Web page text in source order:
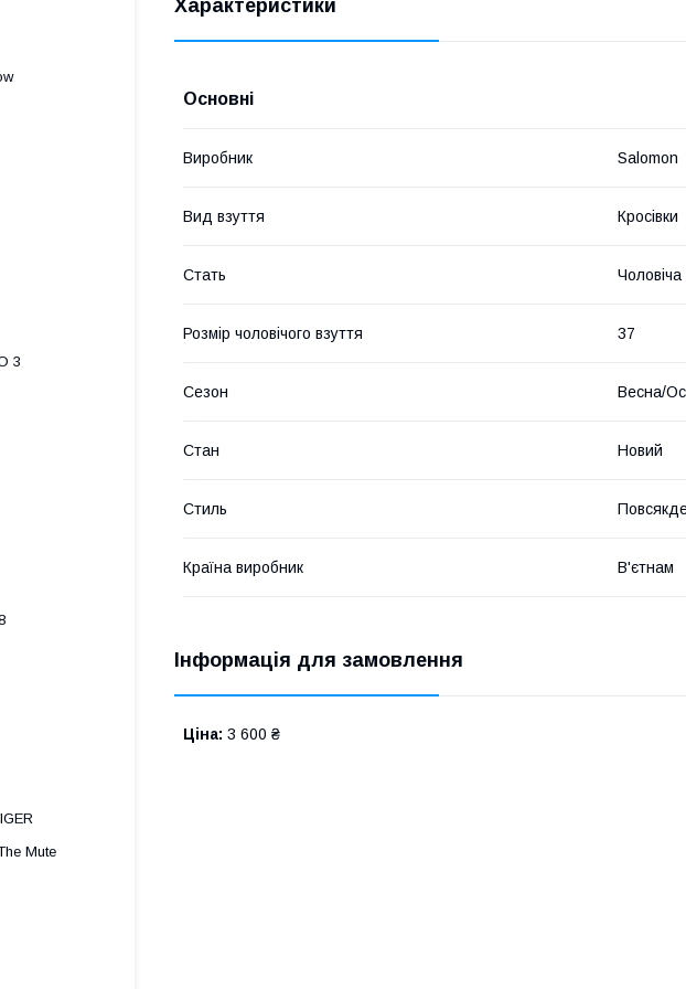
Характеристики
Основні
Виробник Salomon
Вид взуття Кросівки
Стать Чоловіча
Розмір чоловічого взуття 37
Сезон Весна/
Стан Новий
Стиль
Країна виробник В'єтнам
Інформація для замовлення
Ціна: 3 600 ₴
3
Mute